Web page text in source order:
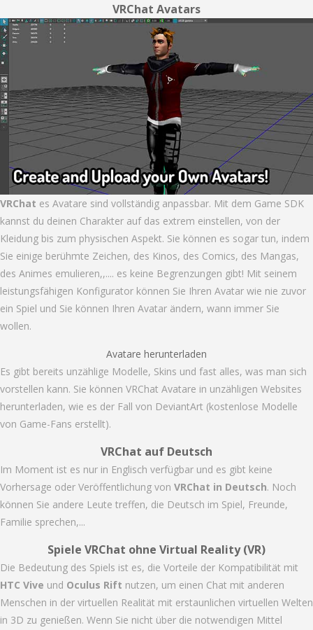
VRChat Avatars
VRChat es Avatare sind vollständig anpassbar. Mit dem Game SDK
kannst du deinen Charakter auf das extrem einstellen, von der
Kleidung bis zum physischen Aspekt. Sie können es sogar tun, indem
Sie einige berühmte Zeichen, des Kinos, des Comics, des Mangas,
des Animes emulieren,,.... es keine Begrenzungen gibt! Mit seinem
leistungsfähigen Konfigurator können Sie Ihren Avatar wie nie zuvor
ein Spiel und Sie können Ihren Avatar ändern, wann immer Sie
wollen.
Avatare herunterladen
Es gibt bereits unzählige Modelle, Skins und fast alles, was man sich
vorstellen kann. Sie können VRChat Avatare in unzähligen Websites
herunterladen, wie es der Fall von DeviantArt (kostenlose Modelle
von Game-Fans erstellt).
VRChat auf Deutsch
Im Moment ist es nur in Englisch verfügbar und es gibt keine
Vorhersage oder Veröffentlichung von VRChat in Deutsch. Noch
können Sie andere Leute treffen, die Deutsch im Spiel, Freunde,
Familie sprechen,...
Spiele VRChat ohne Virtual Reality (VR)
Die Bedeutung des Spiels ist es, die Vorteile der Kompatibilität mit
HTC Vive und Oculus Rift nutzen, um einen Chat mit anderen
Menschen in der virtuellen Realität mit erstaunlichen virtuellen Welten
in 3D zu genießen. Wenn Sie nicht über die notwendigen Mittel